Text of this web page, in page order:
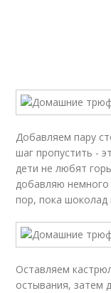
Добавляем пару
шаг пропустить -
дети не любят
добавляю
пор, пока шоколад
Оставляем
остывания, затем